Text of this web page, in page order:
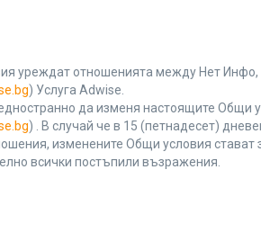
уреждат отношенията между Нет Инфо,
) Услуга Adwise.
да изменя настоящите Общи
) . В случай че в 15 (петнадесет)
изменените Общи условия
всички постъпили възражения.